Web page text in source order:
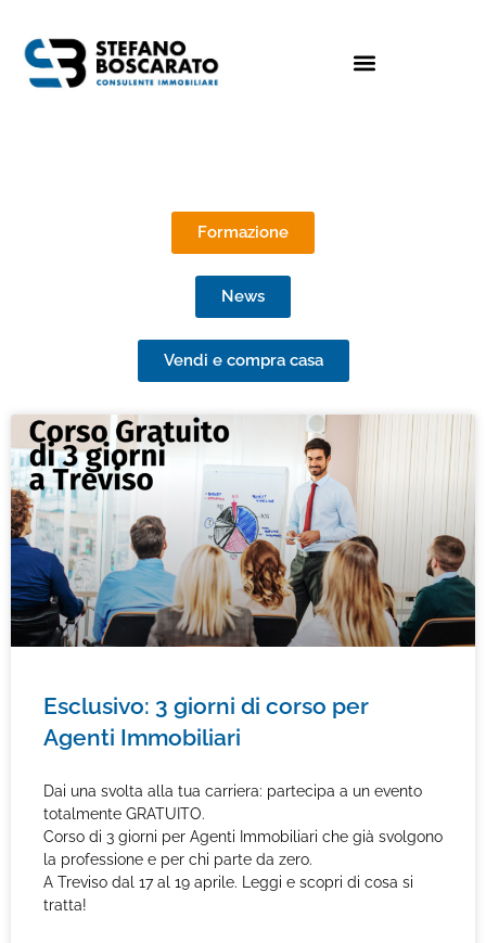
Formazione
News
Vendi e compra casa
Esclusivo: 3 giorni di corso per
Agenti Immobiliari
Dai una svolta alla tua carriera: partecipa a un evento
totalmente GRATUITO.
Corso di 3 giorni per Agenti Immobiliari che già svolgono
la professione e per chi parte da zero.
A Treviso dal 17 al 19 aprile. Leggi e scopri di cosa si
tratta!